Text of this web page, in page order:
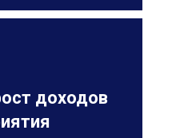
доходов